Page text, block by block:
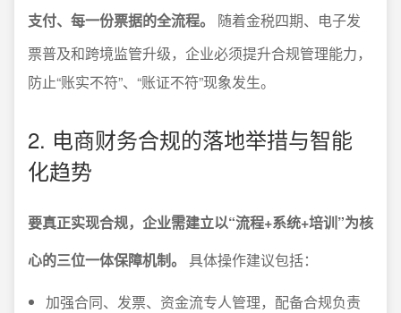
支付、每一份票据的全流程。
随着金税四期、电子发
票普及和跨境监管升级，企业必须提升合规管理能力，
防止“账实不符”、“账证不符”现象发生。
2. 电商财务合规的落地举措与智能
化趋势
要真正实现合规，企业需建立以“流程+系统+培训”为核
心的三位一体保障机制。
具体操作建议包括：
加强合同、发票、资金流专人管理，配备合规负责